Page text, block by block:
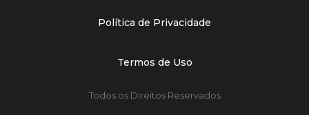
Política de Privacidade
Termos de Uso
Todos os Direitos Reservados